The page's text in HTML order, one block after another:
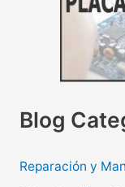
Blog
Reparación y